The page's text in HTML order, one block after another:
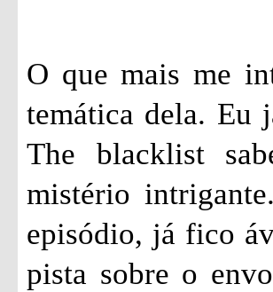
O que mais me
temática dela. Eu
The blacklist
mistério
episódio, já fico
pista sobre o